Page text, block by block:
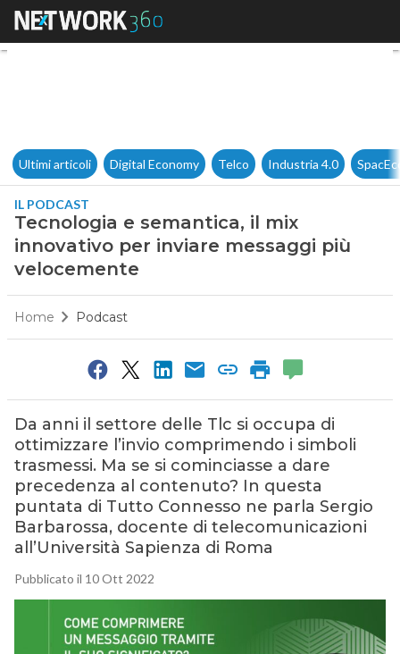
Tecnologia e semantica, il
Ultimi articoli Digital Economy Telco Industria 4.0
IL PODCAST
Tecnologia e semantica, il mix
innovativo per inviare messaggi più
velocemente
Home Podcast
Da anni il settore delle Tlc si occupa di
ottimizzare l’invio comprimendo i simboli
trasmessi. Ma se si cominciasse a dare
precedenza al contenuto? In questa
puntata di Tutto Connesso ne parla Sergio
Barbarossa, docente di telecomunicazioni
all’Università Sapienza di Roma
Pubblicato il 10 Ott 2022